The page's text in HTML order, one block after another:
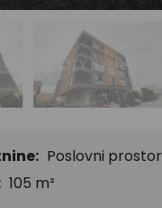
Poslovni prostor
105 m²